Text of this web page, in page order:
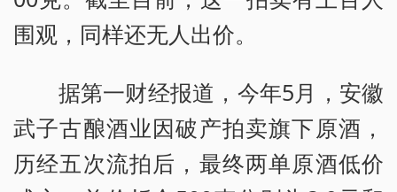
围观，同样还无人出价。
据第一财经报道，今年5月，安徽
武子古酿酒业因破产拍卖旗下原酒，
历经五次流拍后，最终两单原酒低价